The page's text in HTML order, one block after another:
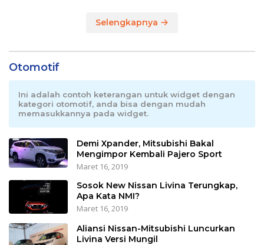
Selengkapnya
Otomotif
Ini adalah contoh keterangan untuk widget dengan
kategori otomotif, anda bisa dengan mudah
memasukkannya pada widget.
Demi Xpander, Mitsubishi Bakal
Mengimpor Kembali Pajero Sport
Maret 16, 2019
Sosok New Nissan Livina Terungkap,
Apa Kata NMI?
Maret 16, 2019
Aliansi Nissan-Mitsubishi Luncurkan
Livina Versi Mungil